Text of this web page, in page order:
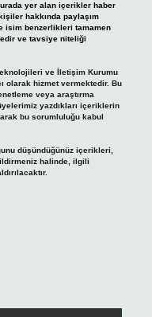
yer alan içerikler haber
hakkında paylaşım
isim benzerlikleri tamamen
ve tavsiye niteliği
ve İletişim Kurumu
olarak hizmet vermektedir. Bu
veya araştırma
yazdıkları içeriklerin
bu sorumluluğu kabul
düşündüğünüz içerikleri,
halinde, ilgili